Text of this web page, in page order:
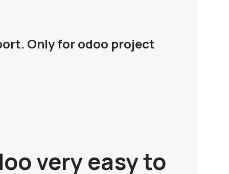
Only for odoo project
very easy to